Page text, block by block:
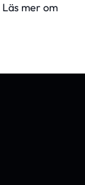
Läs mer om